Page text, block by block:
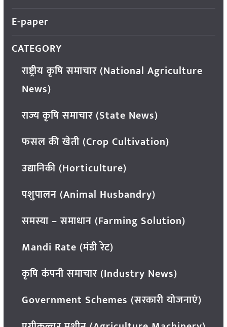
E-paper
CATEGORY
राष्ट्रीय कृषि समाचार (National Agriculture
News)
राज्य कृषि समाचार (State News)
फसल की खेती (Crop Cultivation)
उद्यानिकी (Horticulture)
पशुपालन (Animal Husbandry)
समस्या – समाधान (Farming Solution)
Mandi Rate (मंडी रेट)
कृषि कंपनी समाचार (Industry News)
Government Schemes (सरकारी योजनाएं)